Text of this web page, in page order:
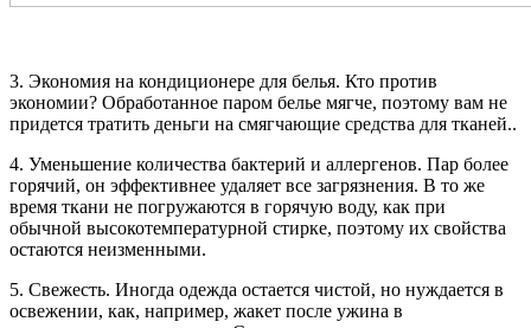
3. Экономия на кондиционере для белья. Кто против
экономии? Обработанное паром белье мягче, поэтому вам не
придется тратить деньги на смягчающие средства для тканей..
4. Уменьшение количества бактерий и аллергенов. Пар более
горячий, он эффективнее удаляет все загрязнения. В то же
время ткани не погружаются в горячую воду, как при
обычной высокотемпературной стирке, поэтому их свойства
остаются неизменными.
5. Свежесть. Иногда одежда остается чистой, но нуждается в
освежении, как, например, жакет после ужина в